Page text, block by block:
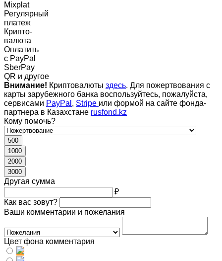
Mixplat
Регулярный
платеж
Крипто-
валюта
Оплатить
c PayPal
SberPay
QR и другое
Внимание! Криптовалюты здесь. Для пожертвования с
карты зарубежного банка воспользуйтесь, пожалуйста,
сервисами PayPal , Stripe или формой на сайте фонда-
партнера в Казахстане rusfond.kz
Кому помочь?
500
1000
2000
3000
Другая сумма
₽
Как вас зовут?
Ваши комментарии и пожелания
Цвет фона комментария